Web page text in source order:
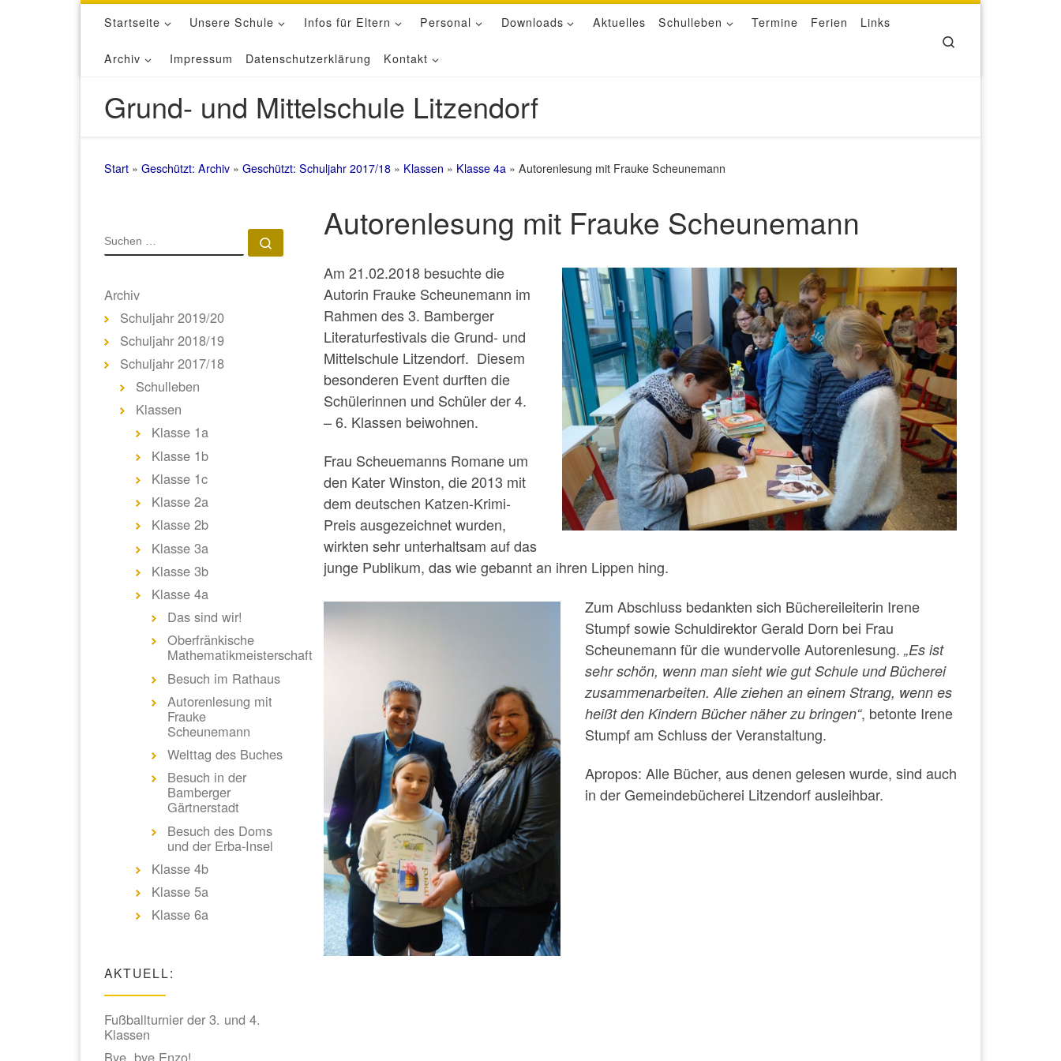
Zum Inhalt springenStartseite Unsere Schule Infos für Eltern Personal Downloads Aktuelles Schulleben Termine Ferien Links
Archiv Impressum Datenschutzerklärung Kontakt
Grund- und Mittelschule Litzendorf
Start » Geschützt: Archiv » Geschützt: Schuljahr 2017/18 » Klassen » Klasse 4a » Autorenlesung mit Frauke Scheunemann
Autorenlesung mit Frauke Scheunemann
Am 21.02.2018 besuchte die
Autorin Frauke Scheunemann im
Rahmen des 3. Bamberger
Literaturfestivals die Grund- und
Mittelschule Litzendorf. Diesem
besonderen Event durften die
Schülerinnen und Schüler der 4.
– 6. Klassen beiwohnen.
Frau Scheuemanns Romane um
den Kater Winston, die 2013 mit
dem deutschen Katzen-Krimi-
Preis ausgezeichnet wurden,
wirkten sehr unterhaltsam auf das
junge Publikum, das wie gebannt an ihren Lippen hing.
Zum Abschluss bedankten sich Büchereileiterin Irene
Stumpf sowie Schuldirektor Gerald Dorn bei Frau
Scheunemann für die wundervolle Autorenlesung. „Es ist
sehr schön, wenn man sieht wie gut Schule und Bücherei
zusammenarbeiten. Alle ziehen an einem Strang, wenn es
heißt den Kindern Bücher näher zu bringen“, betonte Irene
Stumpf am Schluss der Veranstaltung.
Apropos: Alle Bücher, aus denen gelesen wurde, sind auch
in der Gemeindebücherei Litzendorf ausleihbar.
SUCHE
Archiv
Schuljahr 2019/20
Schuljahr 2018/19
Schuljahr 2017/18
Schulleben
Klassen
Klasse 1a
Klasse 1b
Klasse 1c
Klasse 2a
Klasse 2b
Klasse 3a
Klasse 3b
Klasse 4a
Das sind wir!
Oberfränkische
Mathematikmeisterschaft
Besuch im Rathaus
Autorenlesung mit
Frauke
Scheunemann
Welttag des Buches
Besuch in der
Bamberger
Gärtnerstadt
Besuch des Doms
und der Erba-Insel
Klasse 4b
Klasse 5a
Klasse 6a
AKTUELL:
Fußballturnier der 3. und 4.
Klassen
Bye, bye Enzo!